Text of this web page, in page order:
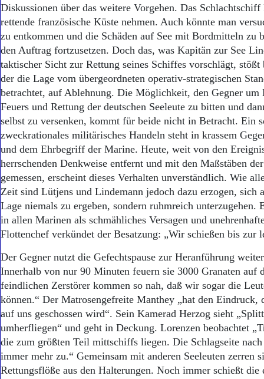
Diskussionen über das weitere Vorgehen. Das
rettende französische Küste nehmen. Auch könnte man
zu entkommen und die Schäden auf See mit Bordmitteln zu
den Auftrag fortzusetzen. Doch das, was Kapitän zur See
taktischer Sicht zur Rettung seines Schiffes vorschlägt,
der die Lage vom übergeordneten operativ-strategischen
betrachtet, auf Ablehnung. Die Möglichkeit, den Gegner um
Feuers und Rettung der deutschen Seeleute zu bitten und
selbst zu versenken, kommt für beide nicht in Betracht. Ein
zweckrationales militärisches Handeln steht in krassem
und dem Ehrbegriff der Marine. Heute, weit von den
herrschenden Denkweise entfernt und mit den Maßstäben
gemessen, erscheint dieses Verhalten unverständlich. Wie
Zeit sind Lütjens und Lindemann jedoch dazu erzogen, sich
Lage niemals zu ergeben, sondern ruhmreich
in allen Marinen als schmähliches Versagen und
Flottenchef verkündet der Besatzung: „Wir schießen bis zur
Der Gegner nutzt die Gefechtspause zur Heranführung
Innerhalb von nur 90 Minuten feuern sie 3000 Granaten auf
feindlichen Zerstörer kommen so nah, daß wir sogar die
können.“ Der Matrosengefreite Manthey „hat den Eindruck,
auf uns geschossen wird“. Sein Kamerad Herzog sieht
umherfliegen“ und geht in Deckung. Lorenzen beobachtet
die zum größten Teil mittschiffs liegen. Die Schlagseite
immer mehr zu.“ Gemeinsam mit anderen Seeleuten zerren
Rettungsflöße aus den Halterungen. Noch immer schießt